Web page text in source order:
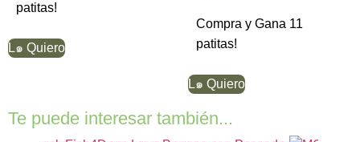
patitas!
L๑ Quiero
Compra y Gana 11
patitas!
L๑ Quiero
Te puede interesar también...